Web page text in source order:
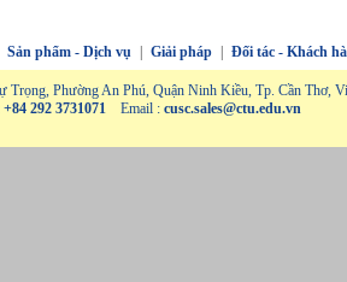
Sản phẩm - Dịch vụ Giải pháp Đối tác - Khách
Trọng, Phường An Phú, Quận Ninh Kiều, Tp. Cần Thơ,
+84 292 3731071 Email : cusc.sales@ctu.edu.vn